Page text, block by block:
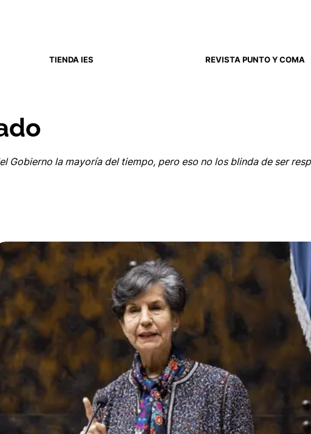
TIENDA IES REVISTA PUNTO Y COMA
Gobierno la mayoría del tiempo, pero eso no los blinda de ser